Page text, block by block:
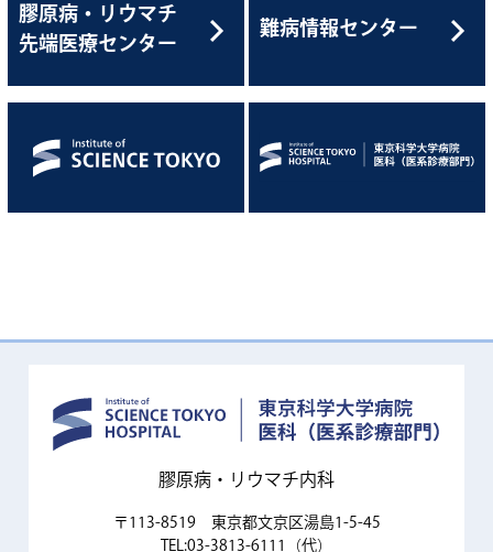
膠原病・リウマチ
先端医療センター
難病情報センター
膠原病・リウマチ内科
〒113-8519 東京都文京区湯島1-5-45
TEL:03-3813-6111（代）